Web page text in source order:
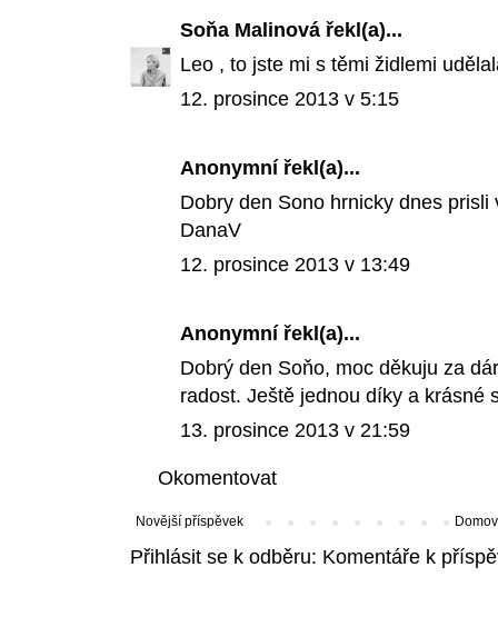
Soňa Malinová řekl(a)...
Leo , to jste mi s těmi židlemi
12. prosince 2013 v 5:15
Anonymní řekl(a)...
Dobry den Sono hrnicky dnes
DanaV
12. prosince 2013 v 13:49
Anonymní řekl(a)...
Dobrý den Soňo, moc děkuju za
radost. Ještě jednou díky a krásné
13. prosince 2013 v 21:59
Okomentovat
Novější příspěvek
Přihlásit se k odběru: Komentáře k